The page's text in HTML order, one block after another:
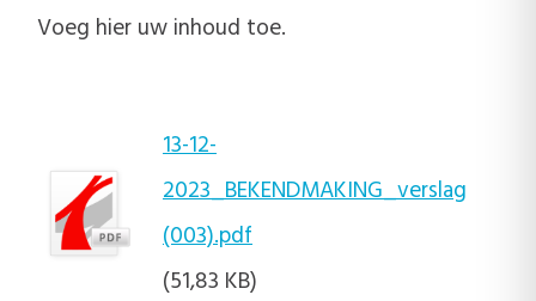
Voeg hier uw inhoud toe.
13-12-
2023_BEKENDMAKING_verslag
(003).pdf
(51,83 KB)